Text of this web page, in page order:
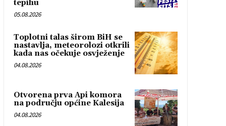
tepihu
05.08.2026
Toplotni talas širom BiH se
nastavlja, meteorolozi otkrili
kada nas očekuje osvježenje
04.08.2026
Otvorena prva Api komora
na području općine Kalesija
04.08.2026